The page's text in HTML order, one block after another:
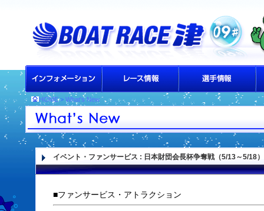
HOME> What's New
イベント・ファンサービス : 日本財団会長杯争奪戦（5/13～5/18
■ファンサービス・アトラクション